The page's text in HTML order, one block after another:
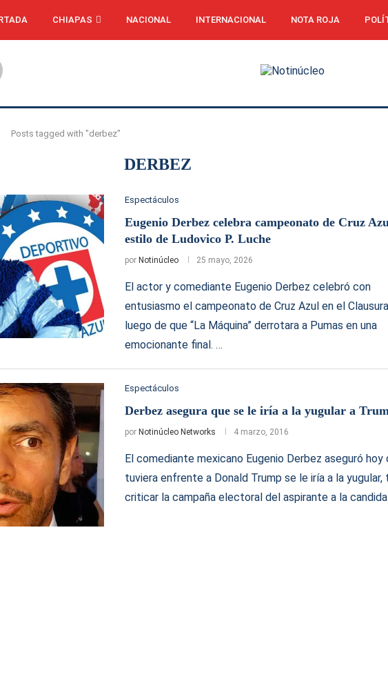
CHIAPAS NACIONAL INTERNACIONAL NOTA ROJA
Posts tagged with "derbez"
DERBEZ
Espectáculos
Eugenio Derbez celebra campeonato de Cruz
estilo de Ludovico P. Luche
por Notinúcleo 25 mayo, 2026
El actor y comediante Eugenio Derbez celebró con
entusiasmo el campeonato de Cruz Azul en el
luego de que “La Máquina” derrotara a Pumas en una
emocionante final. …
Espectáculos
Derbez asegura que se le iría a la yugular a
por Notinúcleo Networks 4 marzo, 2016
El comediante mexicano Eugenio Derbez aseguró hoy
tuviera enfrente a Donald Trump se le iría a la yugular,
criticar la campaña electoral del aspirante a la